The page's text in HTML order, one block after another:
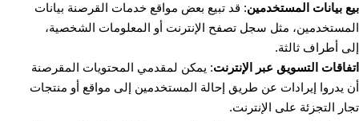
بيع بيانات المستخدمين: قد تبيع بعض مواقع خدمات القرصنة بيانات
المستخدمين، مثل سجل تصفح الإنترنت أو المعلومات الشخصية،
إلى أطراف ثالثة.
اتفاقات التسويق عبر الإنترنت: يمكن لمقدمي المحتويات المقرصنة
أن يدروا إيرادات عن طريق إحالة المستخدمين إلى مواقع أو منتجات
تجار التجزئة على الإنترنت.